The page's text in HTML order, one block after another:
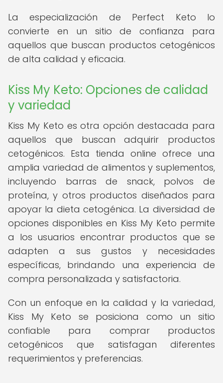
La especialización de Perfect Keto lo
convierte en un sitio de confianza para
aquellos que buscan productos cetogénicos
de alta calidad y eficacia.
Kiss My Keto: Opciones de calidad
y variedad
Kiss My Keto es otra opción destacada para
aquellos que buscan adquirir productos
cetogénicos. Esta tienda online ofrece una
amplia variedad de alimentos y suplementos,
incluyendo barras de snack, polvos de
proteína, y otros productos diseñados para
apoyar la dieta cetogénica. La diversidad de
opciones disponibles en Kiss My Keto permite
a los usuarios encontrar productos que se
adapten a sus gustos y necesidades
específicas, brindando una experiencia de
compra personalizada y satisfactoria.
Con un enfoque en la calidad y la variedad,
Kiss My Keto se posiciona como un sitio
confiable para comprar productos
cetogénicos que satisfagan diferentes
requerimientos y preferencias.